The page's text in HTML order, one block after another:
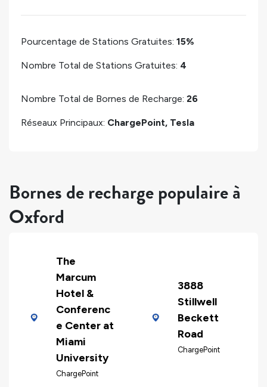
Pourcentage de Stations Gratuites: 15%
Nombre Total de Stations Gratuites: 4
Nombre Total de Bornes de Recharge: 26
Réseaux Principaux: ChargePoint, Tesla
Bornes de recharge populaire à
Oxford
The
Marcum
Hotel &
Conferenc
e Center at
Miami
University
ChargePoint
3888
Stillwell
Beckett
Road
ChargePoint